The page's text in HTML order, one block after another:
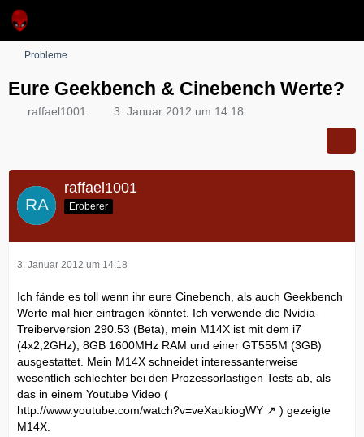
Probleme
Eure Geekbench & Cinebench Werte?
raffael1001 3. Januar 2012 um 14:18
raffael1001
Eroberer
3. Januar 2012 um 14:18
Ich fände es toll wenn ihr eure Cinebench, als auch Geekbench
Werte mal hier eintragen könntet. Ich verwende die Nvidia-
Treiberversion 290.53 (Beta), mein M14X ist mit dem i7
(4x2,2GHz), 8GB 1600MHz RAM und einer GT555M (3GB)
ausgestattet. Mein M14X schneidet interessanterweise
wesentlich schlechter bei den Prozessorlastigen Tests ab, als
das in einem Youtube Video (
http://www.youtube.com/watch?v=veXaukiogWY
) gezeigte
M14X.